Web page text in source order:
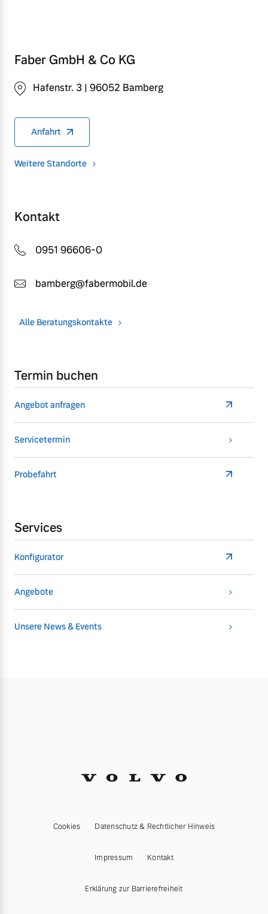
Faber GmbH & Co KG
Hafenstr. 3 | 96052 Bamberg
Anfahrt
Weitere Standorte
Kontakt
0951 96606-0
bamberg@fabermobil.de
Alle Beratungskontakte
Termin buchen
Angebot anfragen
Servicetermin
Probefahrt
Services
Konfigurator
Angebote
Unsere News & Events
Cookies Datenschutz & Rechtlicher Hinweis
Impressum Kontakt
Erklärung zur Barrierefreiheit